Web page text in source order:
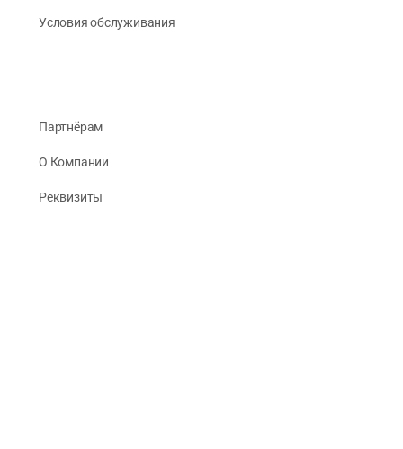
Условия обслуживания
Партнёрам
О Компании
Реквизиты